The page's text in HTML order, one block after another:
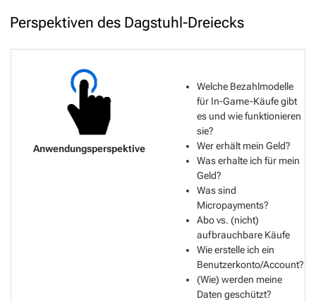
Perspektiven des Dagstuhl-Dreiecks
Welche Bezahlmodelle
für In-Game-Käufe gibt
es und wie funktionieren
sie?
Wer erhält mein Geld?
Was erhalte ich für mein
Geld?
Was sind
Micropayments?
Abo vs. (nicht)
aufbrauchbare Käufe
Wie erstelle ich ein
Benutzerkonto/Account?
(Wie) werden meine
Daten geschützt?